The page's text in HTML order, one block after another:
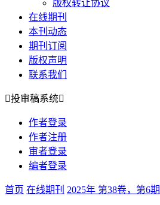
版权转让协议
在线期刊
本刊动态
期刊订阅
版权声明
联系我们
投审稿系统
作者登录
作者注册
审者登录
编者登录
首页 在线期刊 2025年 第38卷，第6期